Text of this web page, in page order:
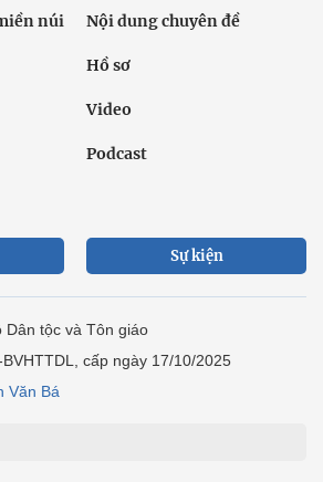
núi Nội dung chuyên đề
Hồ sơ
Video
Podcast
Sự kiện
Dân tộc và Tôn giáo
cấp ngày 17/10/2025
Văn Bá